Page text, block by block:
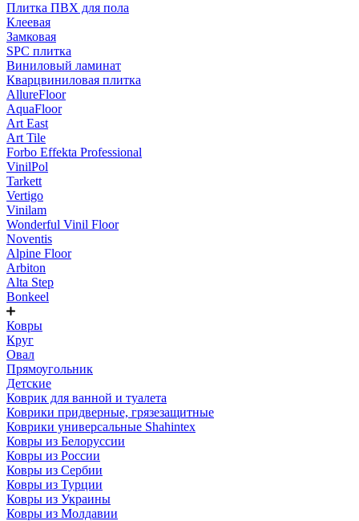
Плитка ПВХ для пола
Клеевая
Замковая
SPC плитка
Виниловый ламинат
Кварцвиниловая плитка
AllureFloor
AquaFloor
Art East
Art Tile
Forbo Effekta Professional
VinilPol
Tarkett
Vertigo
Vinilam
Wonderful Vinil Floor
Noventis
Alpine Floor
Arbiton
Alta Step
Bonkeel
Ковры
Круг
Овал
Прямоугольник
Детские
Коврик для ванной и туалета
Коврики придверные, грязезащитные
Коврики универсальные Shahintex
Ковры из Белоруссии
Ковры из России
Ковры из Сербии
Ковры из Турции
Ковры из Украины
Ковры из Молдавии